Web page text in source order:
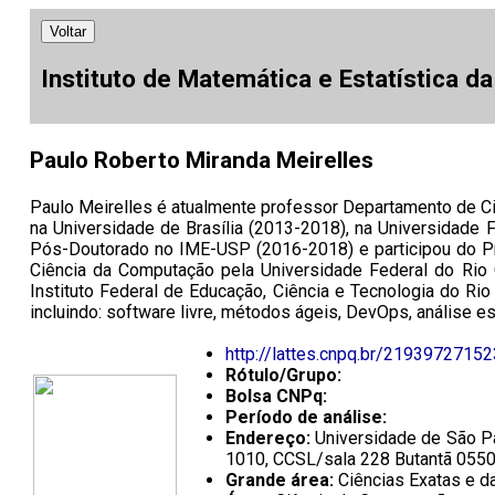
Voltar
Instituto de Matemática e Estatística da
Paulo Roberto Miranda Meirelles
Paulo Meirelles é atualmente professor Departamento de
na Universidade de Brasília (2013-2018), na
Pós-Doutorado no IME-USP (2016-2018) e participou do
Ciência da Computação pela Universidade Federal do
Instituto Federal de Educação, Ciência e Tecnologia do
incluindo: software livre, métodos ágeis, DevOps, análise
http://lattes.cnpq.br/
Rótulo/Grupo:
Bolsa CNPq:
Período de análise:
Endereço:Universidade de São
1010, CCSL/sala 228 Butantã
Grande área:Ciências Exatas e